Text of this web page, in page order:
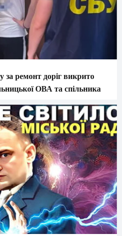
за ремонт доріг викрито
ОВА та спільника